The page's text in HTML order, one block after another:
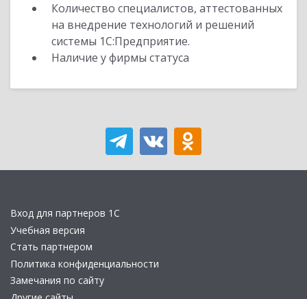
Количество специалистов, аттестованных
на внедрение технологий и решений
системы 1С:Предприятие.
Наличие у фирмы статуса
Вход для партнеров 1С
Учебная версия
Стать партнером
Политика конфиденциальности
Замечания по сайту